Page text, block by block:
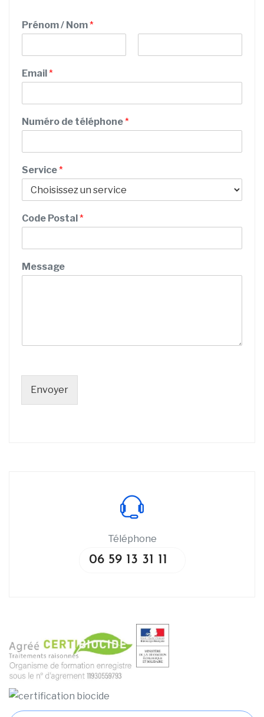
Prénom / Nom*
r
é
m
N
o
E
a
l
e
Email *
Numéro de téléphone*
Service*
Code Postal *
Message
Envoyer
Téléphone
06 59 13 31 11